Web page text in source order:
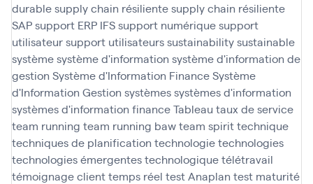
durablesupply chain résilientesupply chain résiliente
SAPsupport ERP IFSsupport numériquesupport
utilisateursupport utilisateurssustainabilitysustainable
systèmesystème d'information système d'information de
gestion Système d'Information FinanceSystème
d'Information Gestion systèmessystèmes d'information
systèmes d'information financeTableau taux de service
team running team running bawteam spirittechnique
techniques de planification technologietechnologies
technologies émergentestechnologiquetélétravail
témoignage clienttemps réel test Anaplan test maturité